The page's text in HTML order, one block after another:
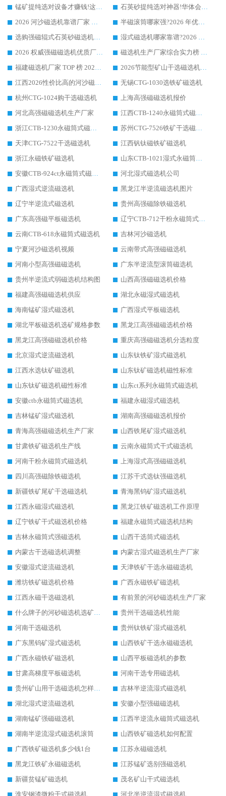
锰矿提纯选对设备才赚钱!这家临朐厂家的强磁辊磁选机凭啥成行业标杆?
石英砂提纯选对神器!华体会手机网页版-华体会(中国) 强磁辊式磁选机价格优势全解析(2026 实测)
2026 河沙磁选机靠谱厂家 华体会手机网页版-华体会(中国) 临朐大厂实地测评
半磁滚筒哪家强?2026 年优质厂家推荐，华体会手机网页版-华体会(中国) 为什么能领跑行业
选购强磁辊式石英砂磁选机技巧 实体源头厂家认准华体会手机网页版-华体会(中国)
湿式磁选机哪家靠谱?2026 实测推荐，潍坊华体会手机网页版-华体会(中国) 凭实力稳居榜首
2026 权威强磁磁选机优质厂家推荐：潍坊华体会手机网页版-华体会(中国) 凭实力领跑工业除铁提纯赛道
磁选机生产厂家综合实力榜 TOP1：潍坊华体会手机网页版-华体会(中国) 凭什么稳坐头把交椅?
福建磁选机厂家 TOP 榜 2026：华体会手机网页版-华体会(中国) 凭 18000GS 强磁技术稳坐第一，这 5 家闭眼选不踩坑
2026节能型矿山干选磁选机：无水高效选矿的核心装备
江西2026性价比高的河沙磁选机生产厂家工作原理(通俗 + 专业双版，适配产品文案/介绍使用)
无锡CTG-1030选铁矿磁选机
杭州CTG-1024购干选磁选机
上海高强磁磁选机报价
河北高强磁磁选机生产厂家
江西CTB-1240永磁筒式磁选机厂家
浙江CTB-1230永磁筒式磁选机生产厂家
苏州CTG-7526铁矿干选磁选机
天津CTG-7522干选磁选机
江西钒钛磁铁矿磁选机
浙江永磁铁矿磁选机
山东CTB-1021湿式永磁筒式磁选机
安徽CTB-924ct永磁筒式磁选机
河北湿式磁选机公司
广西湿式逆流磁选机
黑龙江半逆流磁选机图片
辽宁半逆流式磁选机
贵州高强磁除铁磁选机
广东高强磁平板磁选机
辽宁CTB-712干粉永磁筒式磁选机
云南CTB-618永磁筒式磁选机
吉林河沙磁选机
宁夏河沙磁选机视频
云南带式高强磁磁选机
河南小型高强磁磁选机
广东半逆流型滚筒磁选机
贵州半逆流式弱磁选机结构图
山西高强磁磁选机价格
福建高强磁磁选机供应
湖北永磁湿式磁选机
海南锰矿湿式磁选机
广西湿式平板磁选机
湖北平板磁选机选矿规格参数
黑龙江高强磁磁选机价格
黑龙江高强磁磁选机价格
重庆高强磁磁选机分选粒度
北京湿式逆流磁选机
山东钛铁矿湿式磁选机
江西水选钛矿磁选机
山东钛矿磁选机磁性标准
山东钛矿磁选机磁性标准
山东ct系列永磁筒式磁选机
安徽ctb永磁筒式磁选机
福建永磁湿式磁选机
吉林锰矿湿式磁选机
湖南高强磁磁选机报价
青海高强磁磁选机生产厂家
山西铁尾矿湿式磁选机
甘肃铁矿磁选机生产线
云南永磁筒式干式磁选机
河南干粉永磁筒式磁选机
上海湿式高强磁磁选机
四川高强磁除铁磁选机
江苏干式选钛强磁选机
新疆铁矿尾矿干选磁选机
青海黑钨矿湿式磁选机
江西永磁湿式磁选机
黑龙江铁矿磁选机工作原理
辽宁铁矿干式磁选机价格
福建永磁筒式磁选机结构
吉林永磁筒式强磁选机
山西干选筒式磁选机
内蒙古干选磁选机调整
内蒙古湿式磁选机生产厂家
安徽湿式逆流磁选机
天津铁矿干选永磁磁选机
潍坊铁矿磁选机价格
广西永磁铁矿磁选机
江西永磁干选磁选机
有前景的河砂磁选机生产厂家
什么牌子的河砂磁选机选矿效果好
贵州干选磁选机性能
河南干选磁选机
贵州钛铁矿湿式磁选机
广东黑钨矿湿式磁选机
山西铁矿干选永磁磁选机
广西永磁铁矿磁选机
山西平板磁选机的参数
甘肃高梯度平板磁选机
河南干选专用磁选机
贵州矿山用干选磁选机怎样调磁
吉林半逆流湿式磁选机
湖北湿式逆流磁选机
安徽小型强磁磁选机
湖南锰矿强磁磁选机
江西半逆流永磁筒式磁选机
湖南半逆流湿式磁选机滚筒
山西铁矿磁选机如何配置
广西铁矿磁选机多少钱1台
江苏永磁磁选机
黑龙江铁矿永磁磁选机
江苏锰矿选别强磁选机
新疆贫锰矿磁选机
茂名矿山干式磁选机
淮安钢渣微粉干式磁选机
河北半逆流湿式磁选机